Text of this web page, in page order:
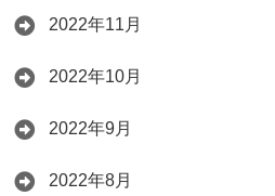
2022年11月
2022年10月
2022年9月
2022年8月